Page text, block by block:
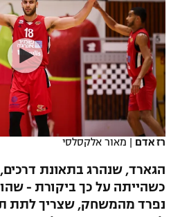
VOD
רץ ברשת
תוצאות
לוח שידורים
נבחרת ישראל
מכבי חיפה
בית"ר ירושלים
מכבי תל אביב
הפועל תל אביב
הפועל חיפה
ליגה ספרדית
ליגה איטלקית
ליגה צרפתית
ליגה הולנדית
ליגה טורקית
כדורסל נשים
מכבי תל אביב
הפועל חולון
הפועל ירושלים
דני אבדיה
יורוליג
יורוקאפ
טניס
כדוריד
כדורעף
שחייה
ג'ודו
אגרוף
רז אדם | מאור אלקסלסי
הגארד, שנהרג בתאונת
כשהייתה על כך ביקורת -
נפרד מהמשחק, שצריך לתת